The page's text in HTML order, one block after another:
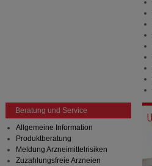
Beratung und Service
Allgemeine Information
Produktberatung
Meldung Arzneimittelrisiken
Zuzahlungsfreie Arzneien